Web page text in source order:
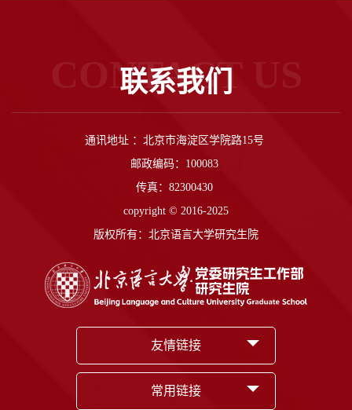
联系我们
CONTACT US
通讯地址 ：北京市海淀区学院路15号
邮政编码：100083
传真：82300430
copyright © 2016-2025
版权所有：北京语言大学研究生院
友情链接
常用链接